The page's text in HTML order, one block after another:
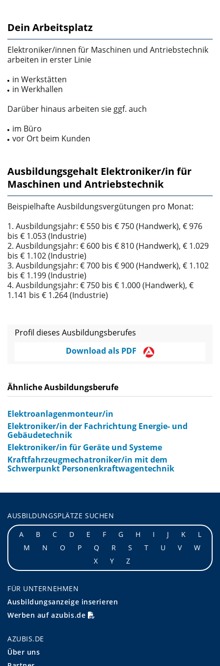
Dein Arbeitsplatz
Elektroniker/innen für Maschinen und Antriebstechnik
arbeiten in erster Linie
in Werkstätten
in Werkhallen
Darüber hinaus arbeiten sie ggf. auch
im Büro
vor Ort beim Kunden
Ausbildungsgehalt Elektroniker/in für
Maschinen und Antriebstechnik
Beispielhafte Ausbildungsvergütungen pro Monat:
1. Ausbildungsjahr: € 550 bis € 750 (Handwerk), € 976
bis € 1.053 (Industrie)
2. Ausbildungsjahr: € 600 bis € 810 (Handwerk), € 1.029
bis € 1.102 (Industrie)
3. Ausbildungsjahr: € 700 bis € 900 (Handwerk), € 1.102
bis € 1.199 (Industrie)
4. Ausbildungsjahr: € 750 bis € 1.000 (Handwerk), €
1.141 bis € 1.264 (Industrie)
Profil dieses Ausbildungsberufes
Download als PDF
Ähnliche Ausbildungsberufe
Elektroanlagenmonteur/in
Elektroniker/in der Fachrichtung Energie- und
Gebäudetechnik
Elektroniker/in für Geräte und Systeme
Kraftfahrzeugmechatroniker/in mit dem
Schwerpunkt Personenkraftwagentechnik
AUSBILDUNGSPLÄTZE SUCHEN
A
B C D E F G H I J K
L
M
N O P Q R S T U V
W
X
Y Z
FÜR UNTERNEHMEN
Ausbildungsanzeige inserieren
Werben auf azubis.de
AZUBIS.DE
Über uns